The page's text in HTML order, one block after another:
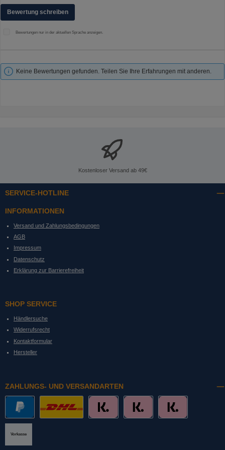
Bewertung schreiben
Bewertungen nur in der aktuellen Sprache anzeigen.
Keine Bewertungen gefunden. Teilen Sie Ihre Erfahrungen mit anderen.
Kostenloser Versand ab 49€
SERVICE-HOTLINE
INFORMATIONEN
Versand und Zahlungsbedingungen
AGB
Impressum
Datenschutz
Erklärung zur Barrierefreiheit
SHOP SERVICE
Händlersuche
Widerrufsrecht
Kontaktformular
Hersteller
ZAHLUNGS- UND VERSANDARTEN
Vorkasse